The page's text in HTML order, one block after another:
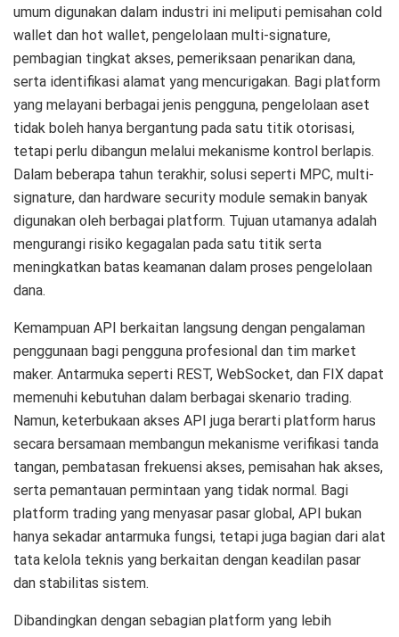
umum digunakan dalam industri ini meliputi pemisahan cold
wallet dan hot wallet, pengelolaan multi-signature,
pembagian tingkat akses, pemeriksaan penarikan dana,
serta identifikasi alamat yang mencurigakan. Bagi platform
yang melayani berbagai jenis pengguna, pengelolaan aset
tidak boleh hanya bergantung pada satu titik otorisasi,
tetapi perlu dibangun melalui mekanisme kontrol berlapis.
Dalam beberapa tahun terakhir, solusi seperti MPC, multi-
signature, dan hardware security module semakin banyak
digunakan oleh berbagai platform. Tujuan utamanya adalah
mengurangi risiko kegagalan pada satu titik serta
meningkatkan batas keamanan dalam proses pengelolaan
dana.
Kemampuan API berkaitan langsung dengan pengalaman
penggunaan bagi pengguna profesional dan tim market
maker. Antarmuka seperti REST, WebSocket, dan FIX dapat
memenuhi kebutuhan dalam berbagai skenario trading.
Namun, keterbukaan akses API juga berarti platform harus
secara bersamaan membangun mekanisme verifikasi tanda
tangan, pembatasan frekuensi akses, pemisahan hak akses,
serta pemantauan permintaan yang tidak normal. Bagi
platform trading yang menyasar pasar global, API bukan
hanya sekadar antarmuka fungsi, tetapi juga bagian dari alat
tata kelola teknis yang berkaitan dengan keadilan pasar
dan stabilitas sistem.
Dibandingkan dengan sebagian platform yang lebih